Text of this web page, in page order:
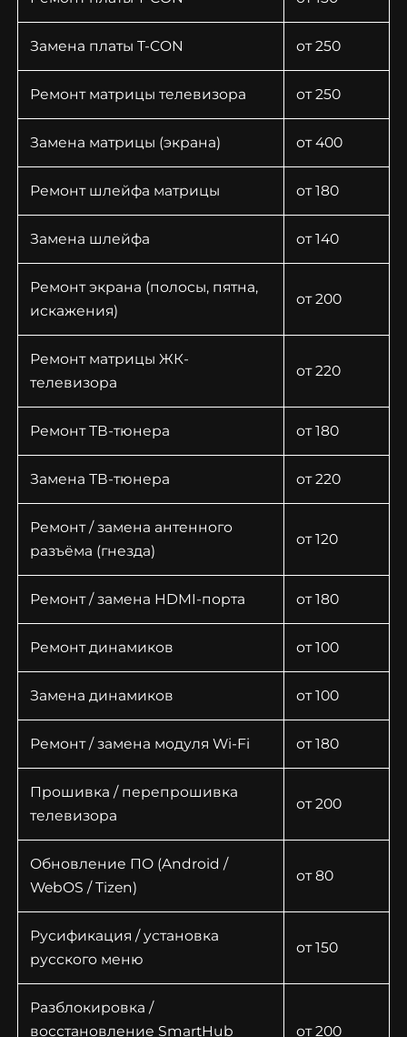
Замена платы T-CON от 250
Ремонт матрицы телевизора от 250
Замена матрицы (экрана) от 400
Ремонт шлейфа матрицы от 180
Замена шлейфа от 140
Ремонт экрана (полосы, пятна,
искажения)
от 200
Ремонт матрицы ЖК-
телевизора
от 220
Ремонт ТВ-тюнера от 180
Замена ТВ-тюнера от 220
Ремонт / замена антенного
разъёма (гнезда)
от 120
Ремонт / замена HDMI-порта от 180
Ремонт динамиков от 100
Замена динамиков от 100
Ремонт / замена модуля Wi-Fi от 180
Прошивка / перепрошивка
телевизора
от 200
Обновление ПО (Android /
WebOS / Tizen)
от 80
Русификация / установка
русского меню
от 150
Разблокировка /
восстановление SmartHub
от 200
Заказать звонок